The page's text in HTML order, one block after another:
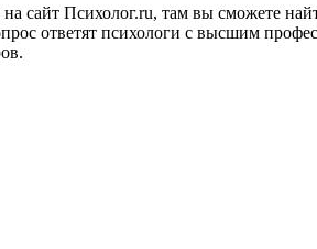
сайт Психолог.ru, там вы сможете
ответят психологи с высшим